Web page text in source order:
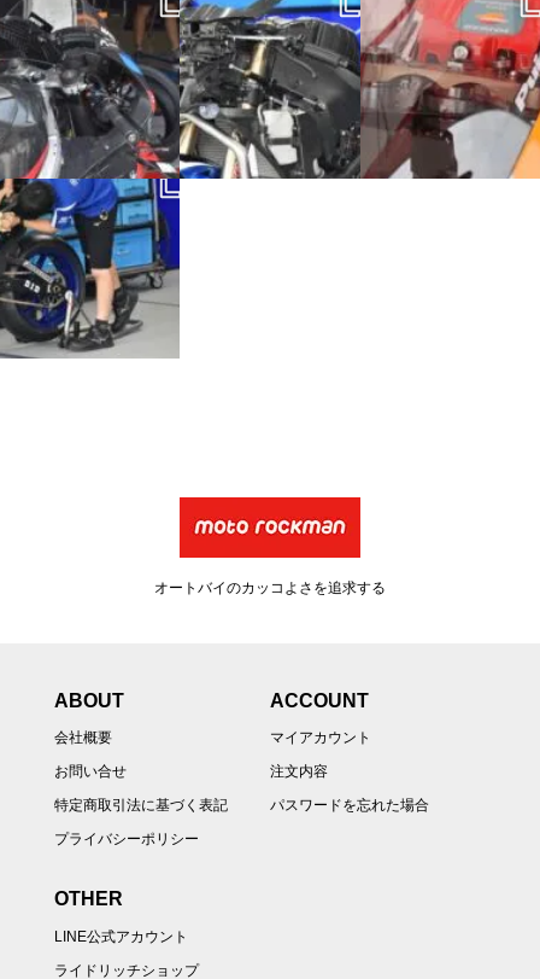
オートバイのカッコよさを追求する
ABOUT
会社概要
お問い合せ
特定商取引法に基づく表記
プライバシーポリシー
ACCOUNT
マイアカウント
注文内容
パスワードを忘れた場合
OTHER
LINE公式アカウント
ライドリッチショップ